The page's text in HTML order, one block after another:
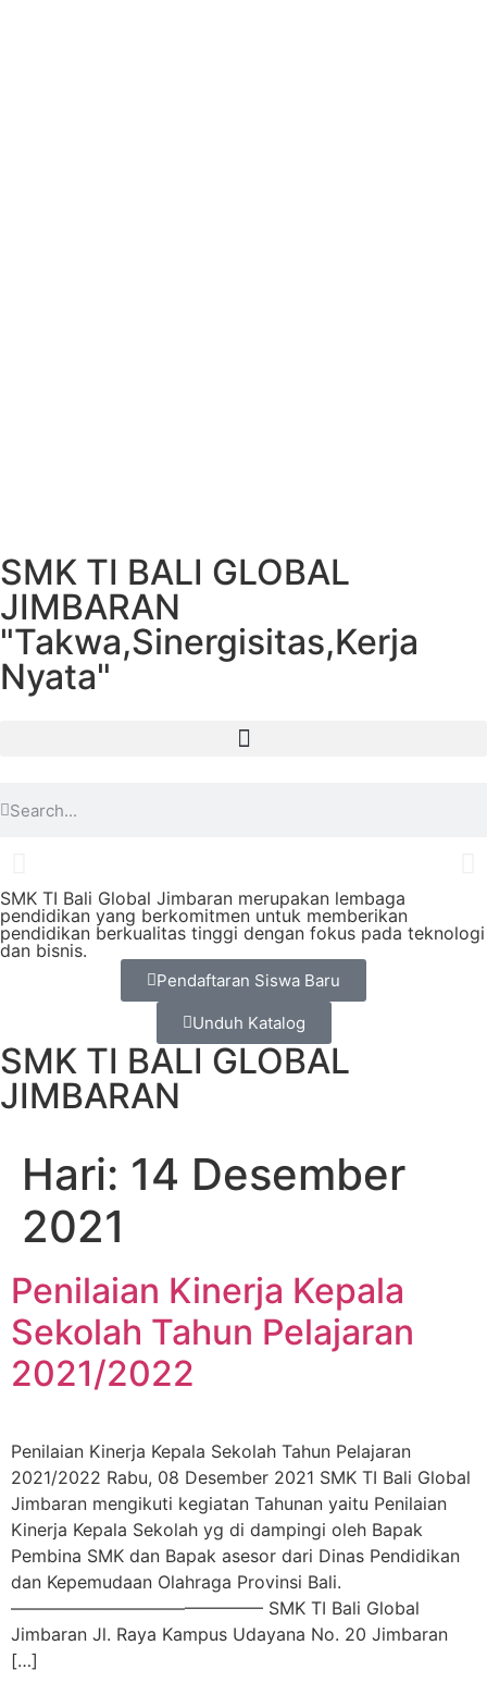
SMK TI BALI GLOBAL
JIMBARAN
"Takwa,Sinergisitas,Kerja
Nyata"
SMK TI Bali Global Jimbaran merupakan lembaga
pendidikan yang berkomitmen untuk memberikan
pendidikan berkualitas tinggi dengan fokus pada teknologi
dan bisnis.
Pendaftaran Siswa Baru
Unduh Katalog
SMK TI BALI GLOBAL
JIMBARAN
Hari: 14 Desember
2021
Penilaian Kinerja Kepala
Sekolah Tahun Pelajaran
2021/2022
Penilaian Kinerja Kepala Sekolah Tahun Pelajaran
2021/2022 Rabu, 08 Desember 2021 SMK TI Bali Global
Jimbaran mengikuti kegiatan Tahunan yaitu Penilaian
Kinerja Kepala Sekolah yg di dampingi oleh Bapak
Pembina SMK dan Bapak asesor dari Dinas Pendidikan
dan Kepemudaan Olahraga Provinsi Bali.
——————————————– SMK TI Bali Global
Jimbaran Jl. Raya Kampus Udayana No. 20 Jimbaran
[…]